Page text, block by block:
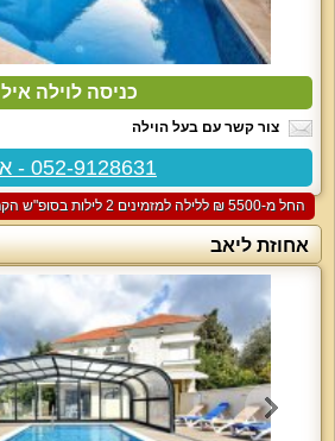
כניסה לוילה איל
צור קשר עם בעל הוילה
052-9128631 - אור
החל מ-‏5500 ₪ ללילה למזמינים 2 לילות בסופ"ש הקרוב
אחוזת ליאב